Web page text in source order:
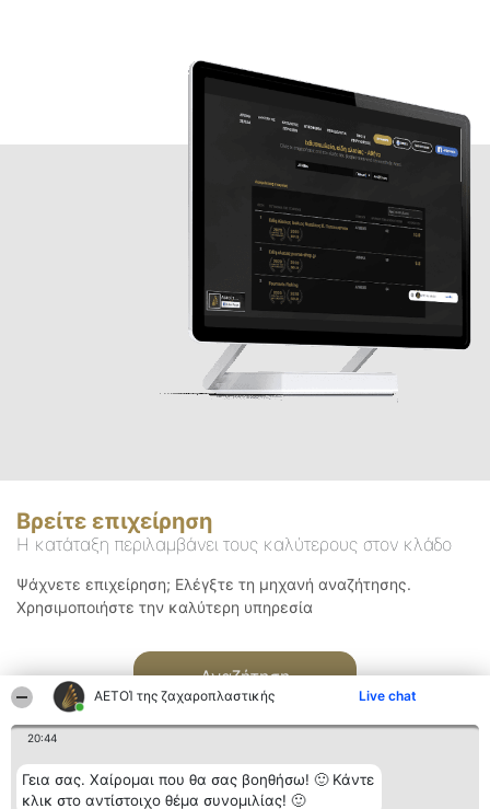
ΑΕΤΟΊ της ζαχαροπλαστικής Live chat
20:44
Γεια σας. Χαίρομαι που θα σας βοηθήσω! 🙂 Κάντε
κλικ στο αντίστοιχο θέμα συνομιλίας! 🙂
Βρείτε επιχείρηση
Η κατάταξη περιλαμβάνει τους καλύτερους στον κλάδο
Ψάχνετε επιχείρηση; Ελέγξτε τη μηχανή αναζήτησης.
Χρησιμοποιήστε την καλύτερη υπηρεσία
Αναζήτηση